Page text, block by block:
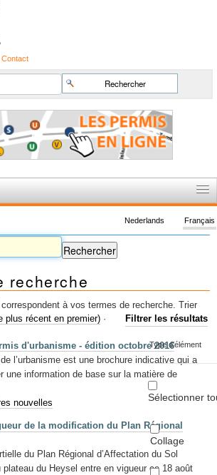
Contact
Français
Nederlands
recherche
à vos termes de recherche.
Filtrer les résultats
Type d'élément
Sélectionner
Collage
Trier
plus récent en premier) ·
d'urbanisme - édition octobre 2016
l’urbanisme est une brochure indicative qui a
une information de base sur la matière de
nouvelles
de la modification du Plan Régional
du Plan Régional d’Affectation du Sol
du Heysel entre en vigueur ce 18 août